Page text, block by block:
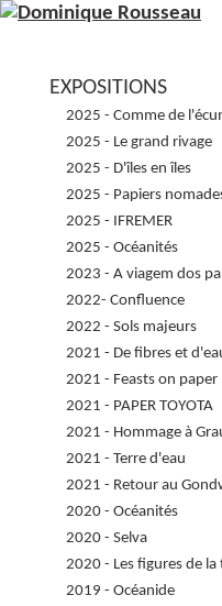
EXPOSITIONS
2025 - Comme de
2025 - Le grand rivage
2025 - D'îles en îles
2025 - Papiers
2025 - IFREMER
2025 - Océanités
2023 - A viagem dos
2022- Confluence
2022 - Sols majeurs
2021 - De fibres et
2021 - Feasts on paper
2021 - PAPER TOYOTA
2021 - Hommage à
2021 - Terre d'eau
2021 - Retour au
2020 - Océanités
2020 - Selva
2020 - Les figures de la
2019 - Océanide